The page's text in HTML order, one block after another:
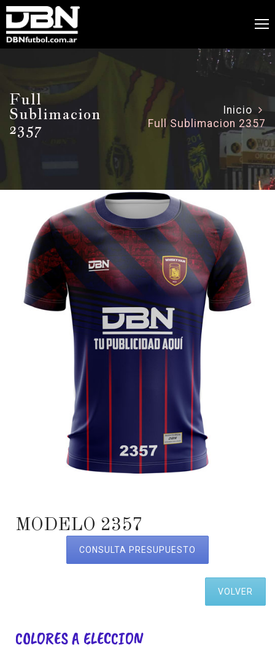
Full
Sublimacion
2357
Inicio
Full Sublimacion 2357
MODELO 2357
CONSULTA PRESUPUESTO
VOLVER
COLORES A ELECCION